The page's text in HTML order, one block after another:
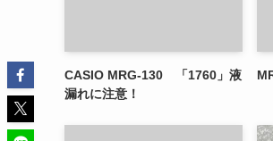
CASIO MRG-130 「1760」液
漏れに注意！